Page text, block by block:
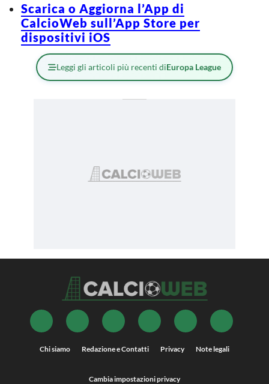
Scarica o Aggiorna l’App di
CalcioWeb sull’App Store per
dispositivi iOS
Leggi gli articoli più recenti diEuropa League
Chi siamo Redazione e Contatti Privacy Note legali
Cambia impostazioni privacy